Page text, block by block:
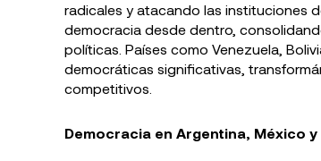
radicales y atacando las instituciones
democracia desde dentro,
políticas. Países como Venezuela,
democráticas significativas,
competitivos​​.
Democracia en Argentina, México